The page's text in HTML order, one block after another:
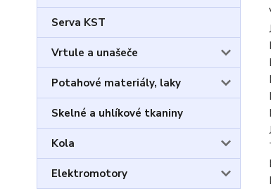
Serva KST
Vrtule a unašeče
Potahové materiály, laky
Skelné a uhlíkové tkaniny
Kola
Elektromotory